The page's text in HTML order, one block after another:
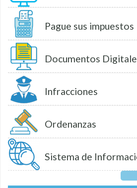
Pague sus impuestos
Documentos
Infracciones
Ordenanzas
Sistema de